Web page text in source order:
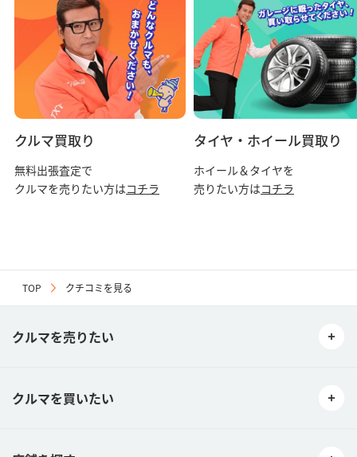
第４条（本サービスにおける保証）
01当社は、クチコミの内容に関して、その正確性・合法性・完全
性・有用性などいかなる保証も致しません。
02当社は、ご利用者が本サービスを利用するにあたって生じた損害
（クチコミの内容、リンク設定された外部ウェブサイトによって生
じた損害、コンピュータウィルス感染被害による損害も含むが、こ
れらに限られません。）に対する賠償請求に応じません。
03当社はご利用者同士のトラブル等に関し、一切の補償及び関与を
致しません。
第５条（禁止事項）
次の各号に該当する行為またそのおそれのある行為は禁止します。
たはそのおそれのある行為。
05犯罪行為、公序良俗に反する行為、その他法令に違反する行為、
の政治および宗教に関する行為。
07性的嫌悪感を催す行為。
クルマ買取り
無料出張査定で
クルマを売りたい方はコチラ
タイヤ・ホイール買取り
ホイール＆タイヤを
売りたい方はコチラ
TOP クチコミを見る
クルマを売りたい
クルマを買いたい